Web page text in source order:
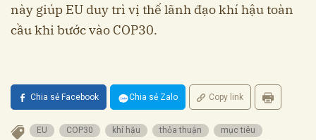
này giúp EU duy trì vị thế lãnh đạo khí hậu toàn
cầu khi bước vào COP30.
Chia sẻ Facebook Chia sẻ Zalo Copy link
EU COP30 khí hậu thỏa thuận
mục tiêu